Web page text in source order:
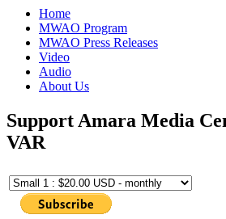
Home
MWAO Program
MWAO Press Releases
Video
Audio
About Us
Support Amara Media
VAR